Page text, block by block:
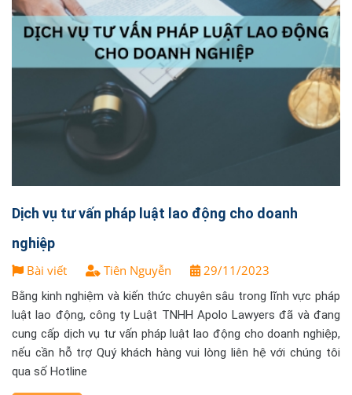
Dịch vụ tư vấn pháp luật lao động cho doanh
nghiệp
Bài viết Tiên Nguyễn 29/11/2023
Bằng kinh nghiệm và kiến thức chuyên sâu trong lĩnh vực pháp
luật lao động, công ty Luật TNHH Apolo Lawyers đã và đang
cung cấp dịch vụ tư vấn pháp luật lao động cho doanh nghiệp,
nếu cần hỗ trợ Quý khách hàng vui lòng liên hệ với chúng tôi
qua số Hotline